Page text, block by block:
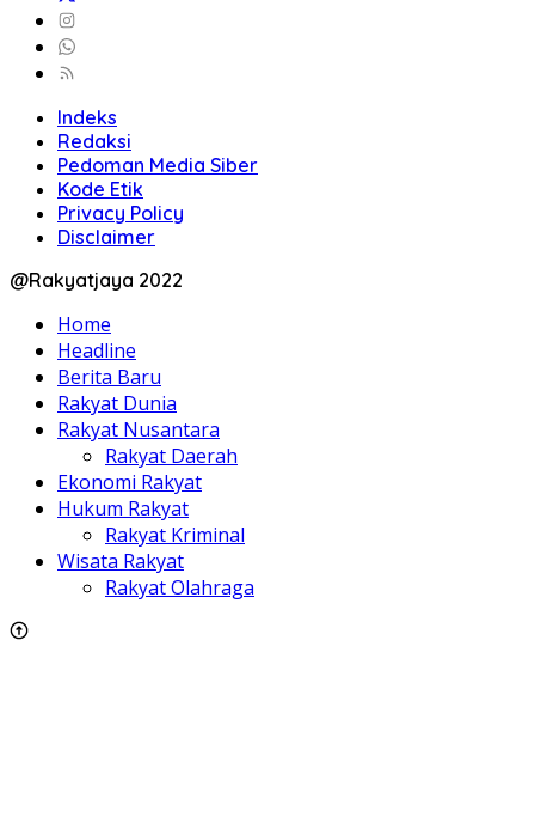
Indeks
Redaksi
Pedoman Media Siber
Kode Etik
Privacy Policy
Disclaimer
@Rakyatjaya 2022
Home
Headline
Berita Baru
Rakyat Dunia
Rakyat Nusantara
Rakyat Daerah
Ekonomi Rakyat
Hukum Rakyat
Rakyat Kriminal
Wisata Rakyat
Rakyat Olahraga